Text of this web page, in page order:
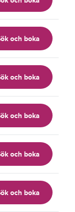
och boka
och boka
och boka
och boka
och boka